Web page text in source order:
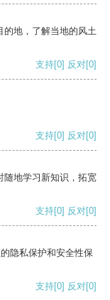
的地，了解当地的风土
支持[0] 反对[0]
支持[0] 反对[0]
随地学习新知识，拓宽
支持[0] 反对[0]
隐私保护和安全性保
支持[0] 反对[0]